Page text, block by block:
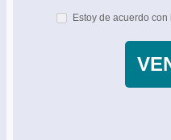
Estoy de acuerdo